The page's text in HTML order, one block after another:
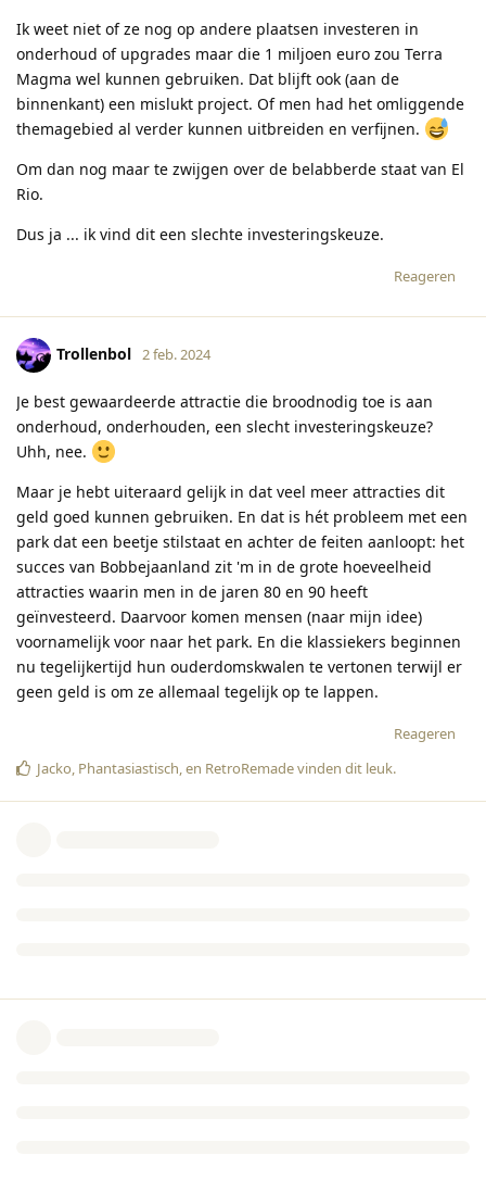
Ik weet niet of ze nog op andere plaatsen investeren in
onderhoud of upgrades maar die 1 miljoen euro zou Terra
Magma wel kunnen gebruiken. Dat blijft ook (aan de
binnenkant) een mislukt project. Of men had het omliggende
themagebied al verder kunnen uitbreiden en verfijnen.
Om dan nog maar te zwijgen over de belabberde staat van El
Rio.
Dus ja ... ik vind dit een slechte investeringskeuze.
Reageren
Trollenbol 2 feb. 2024
Je best gewaardeerde attractie die broodnodig toe is aan
onderhoud, onderhouden, een slecht investeringskeuze?
Uhh, nee.
Maar je hebt uiteraard gelijk in dat veel meer attracties dit
geld goed kunnen gebruiken. En dat is hét probleem met een
park dat een beetje stilstaat en achter de feiten aanloopt: het
succes van Bobbejaanland zit 'm in de grote hoeveelheid
attracties waarin men in de jaren 80 en 90 heeft
geïnvesteerd. Daarvoor komen mensen (naar mijn idee)
voornamelijk voor naar het park. En die klassiekers beginnen
nu tegelijkertijd hun ouderdomskwalen te vertonen terwijl er
geen geld is om ze allemaal tegelijk op te lappen.
Reageren
Jacko, Phantasiastisch, en RetroRemadevinden dit leuk.